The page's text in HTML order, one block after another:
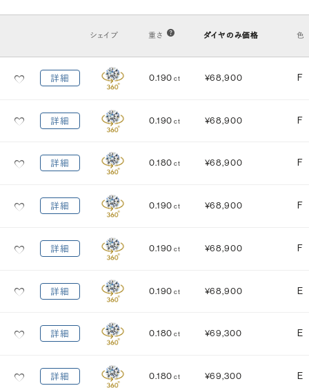
VS2 VS1 VVS2 VVS1 IF FL
カット(輝き)
Excellent 3EX H&C EX
鑑定機関
研磨状態
EXCELLENT
EXCELLENT
NONE
FAINT
シェイプ 重さ ダイヤのみ価格 色
詳細 0.190 ct ¥68,900 F
詳細 0.190 ct ¥68,900 F
詳細 0.180 ct ¥68,900 F
詳細 0.190 ct ¥68,900 F
詳細 0.190 ct ¥68,900 F
詳細 0.190 ct ¥68,900 E
詳細 0.180 ct ¥69,300 E
詳細 0.180 ct ¥69,300 E